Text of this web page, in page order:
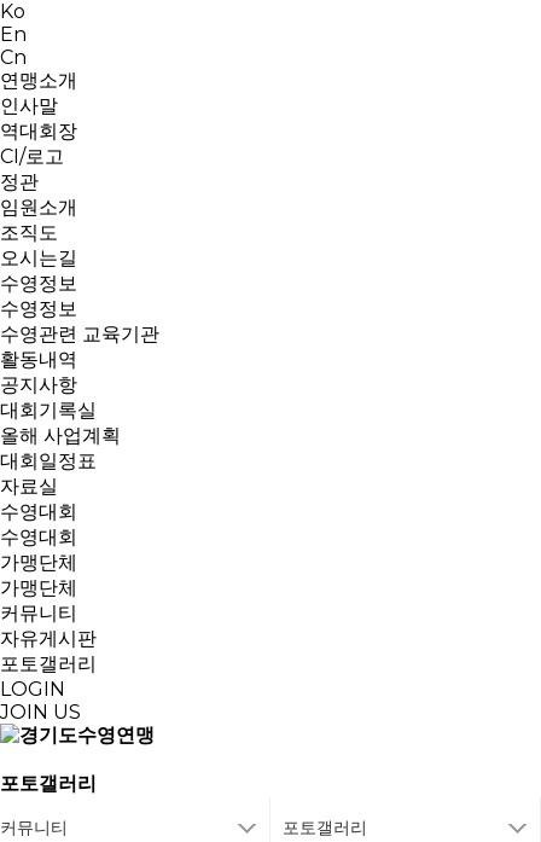
Ko
En
Cn
연맹소개
인사말
역대회장
CI/로고
정관
임원소개
조직도
오시는길
수영정보
수영정보
수영관련 교육기관
활동내역
공지사항
대회기록실
올해 사업계획
대회일정표
자료실
수영대회
수영대회
가맹단체
가맹단체
커뮤니티
자유게시판
포토갤러리
LOGIN
JOIN US
포토갤러리
커뮤니티 포토갤러리